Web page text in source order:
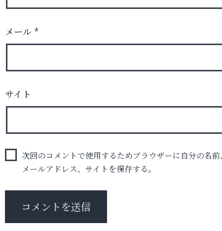
メール *
サイト
次回のコメントで使用するためブラウザーに自分の名前
メールアドレス、サイトを保存する。